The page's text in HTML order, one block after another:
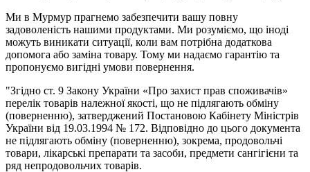
Ми в Мурмур прагнемо забезпечити вашу повну
задоволеність нашими продуктами. Ми розуміємо, що іноді
можуть виникати ситуації, коли вам потрібна додаткова
допомога або заміна товару. Тому ми надаємо гарантію та
пропонуємо вигідні умови повернення.
"Згідно ст. 9 Закону України «Про захист прав споживачів»
перелік товарів належної якості, що не підлягають обміну
(поверненню), затверджений Постановою Кабінету Міністрів
України від 19.03.1994 № 172. Відповідно до цього документа
не підлягають обміну (поверненню), зокрема, продовольчі
товари, лікарські препарати та засоби, предмети сангігієни та
ряд непродовольчих товарів.